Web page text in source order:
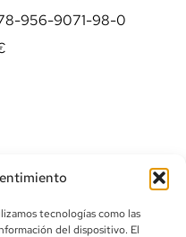
tecnologías como las
del dispositivo. El
956-9071-98-0